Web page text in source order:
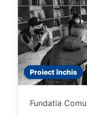
Proiect închis
Fundatia